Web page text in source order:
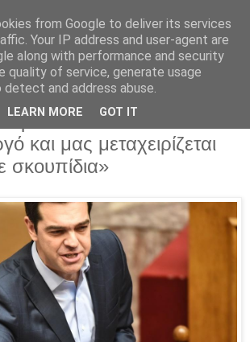
«τσακίζει κόκκαλα»! «Αυτή
τον
και μας μεταχειρίζεται
σκουπίδια»
from Google to deliver its services
Your IP address and user-agent are
along with performance and security
quality of service, generate usage
and address abuse.
LEARN MORE GOT IT